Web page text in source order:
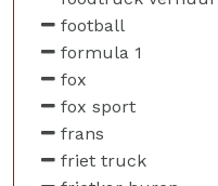
football
formula 1
fox
fox sport
frans
friet truck